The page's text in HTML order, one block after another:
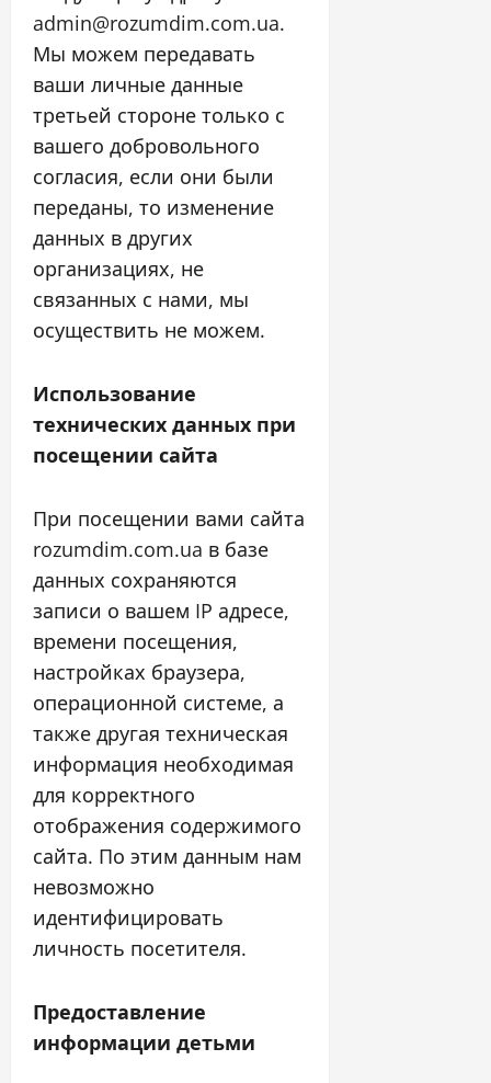
admin@rozumdim.com.ua.
Мы можем передавать
ваши личные данные
третьей стороне только с
вашего добровольного
согласия, если они были
переданы, то изменение
данных в других
организациях, не
связанных с нами, мы
осуществить не можем.
Использование
технических данных при
посещении сайта
При посещении вами сайта
rozumdim.com.ua в базе
данных сохраняются
записи о вашем IP адресе,
времени посещения,
настройках браузера,
операционной системе, а
также другая техническая
информация необходимая
для корректного
отображения содержимого
сайта. По этим данным нам
невозможно
идентифицировать
личность посетителя.
Предоставление
информации детьми